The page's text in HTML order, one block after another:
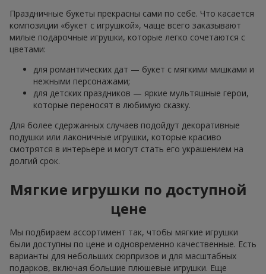
Праздничные букеты прекрасны сами по себе. Что касается
композиции «букет с игрушкой», чаще всего заказывают
милые подарочные игрушки, которые легко сочетаются с
цветами:
для романтических дат — букет с мягкими мишками и
нежными персонажами;
для детских праздников — яркие мультяшные герои,
которые переносят в любимую сказку.
Для более сдержанных случаев подойдут декоративные
подушки или лаконичные игрушки, которые красиво
смотрятся в интерьере и могут стать его украшением на
долгий срок.
Мягкие игрушки по доступной
цене
Мы подбираем ассортимент так, чтобы мягкие игрушки
были доступны по цене и одновременно качественные. Есть
варианты для небольших сюрпризов и для масштабных
подарков, включая большие плюшевые игрушки. Еще